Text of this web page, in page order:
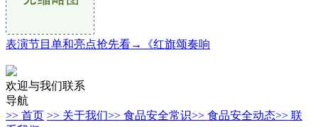
表演节目单和亮点抢先看→《红旗颂奏响
欢迎与我们联系
导航
>> 首页 >> 关于我们>> 食品安全常识>> 食品安全动态>> 联